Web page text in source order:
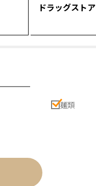
ドラッグストア
麺類